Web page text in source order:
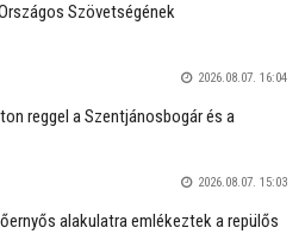
Szövetségének
2026.08.07. 16:04
reggel a Szentjánosbogár és a
2026.08.07. 15:03
alakulatra emlékeztek a repülős